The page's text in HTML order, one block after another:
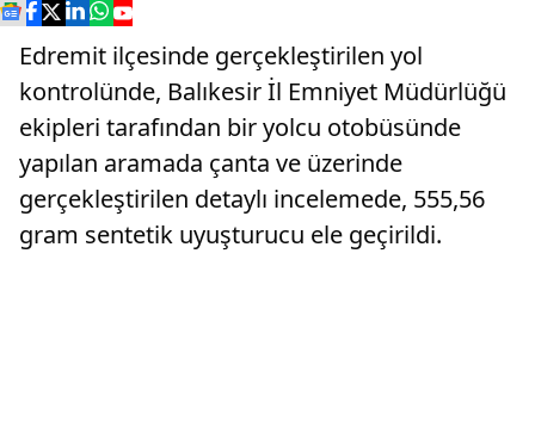
Edremit ilçesinde gerçekleştirilen yol
kontrolünde, Balıkesir İl Emniyet Müdürlüğü
ekipleri tarafından bir yolcu otobüsünde
yapılan aramada çanta ve üzerinde
gerçekleştirilen detaylı incelemede, 555,56
gram sentetik uyuşturucu ele geçirildi.